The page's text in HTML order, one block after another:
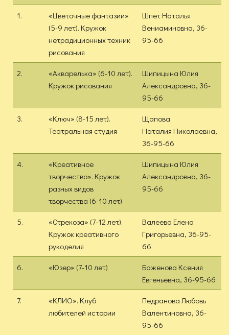
1.
«Цветочные фантазии»
(5-9 лет). Кружок
нетрадиционных техник
рисования
Шпет Наталья
Вениаминовна, 36-
95-66
2.
«Акварелька» (6-10 лет).
Кружок рисования
Шипицына Юлия
Александровна, 36-
95-66
3.
«Ключ» (8-15 лет).
Театральная студия
Щапова
Наталия Николаевна,
36-95-66
4.
«Креативное
творчество». Кружок
разных видов
творчества (6-10 лет)
Шипицына Юлия
Александровна, 36-
95-66
5.
«Стрекоза» (7-12 лет).
Кружок креативного
рукоделия
Валеева Елена
Григорьевна, 36-95-
66
6. «Юзер» (7-10 лет)
Баженова Ксения
Евгеньевна, 36-95-66
7.
«КЛИО». Клуб
любителей истории
Педранова Любовь
Валентиновна, 36-
95-66